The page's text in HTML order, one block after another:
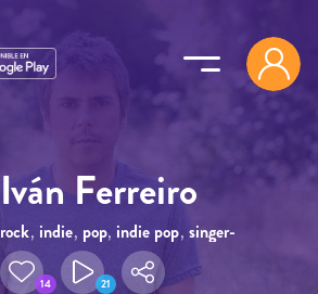
Iván Ferreiro
rock, indie, pop, indie pop, singer-
songwriter
14 21